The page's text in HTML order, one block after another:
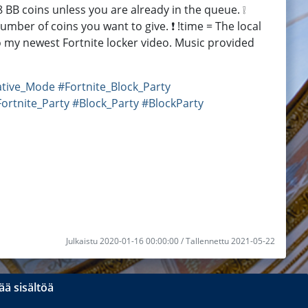
coins unless you are already in the queue. ❕
of coins you want to give. ❗ !time = The local
newest Fortnite locker video. Music provided
#Fortnite_Block_Party
#Block_Party#BlockParty
Julkaistu 2020-01-16 00:00:00 / Tallennettu 2021-05-22
sisältöä